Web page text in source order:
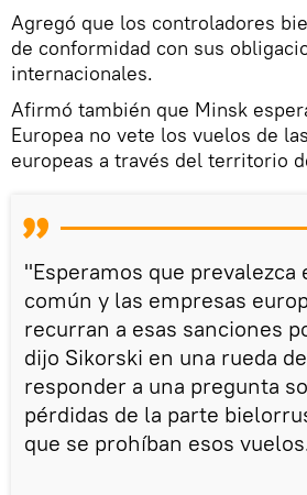
Agregó que los controladores
de conformidad con sus
internacionales.
Afirmó también que Minsk
Europea no vete los vuelos de
europeas a través del territorio
"Esperamos que prevalezca
común y las empresas
recurran a esas sanciones
dijo Sikorski en una rueda
responder a una pregunta
pérdidas de la parte
que se prohíban esos